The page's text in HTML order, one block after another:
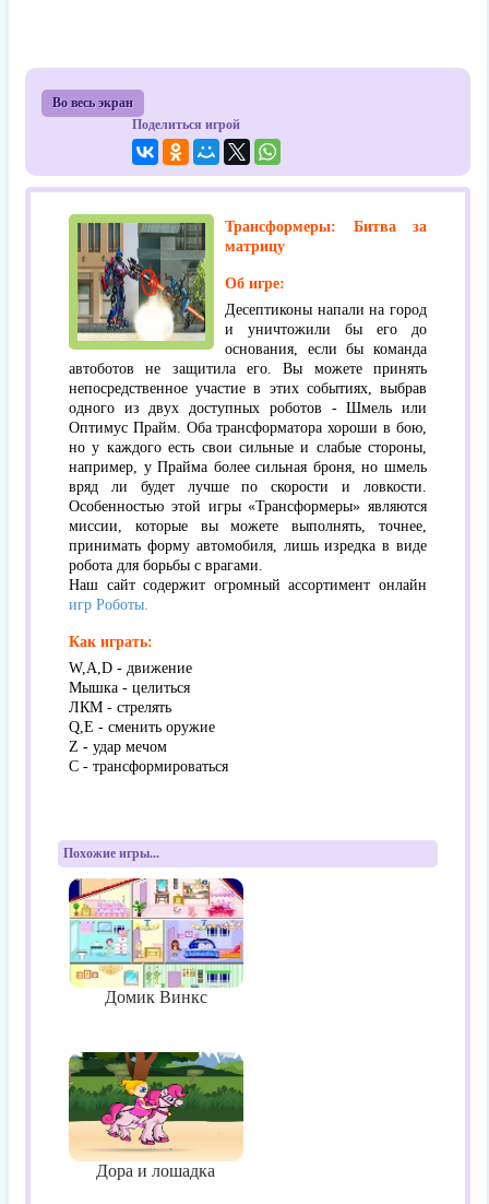
Во весь экран
Поделиться игрой
Трансформеры: Битва за
матрицу
Об игре:
Десептиконы напали на город
и уничтожили бы его до
основания, если бы команда
автоботов не защитила его. Вы можете принять
непосредственное участие в этих событиях, выбрав
одного из двух доступных роботов - Шмель или
Оптимус Прайм. Оба трансформатора хороши в бою,
но у каждого есть свои сильные и слабые стороны,
например, у Прайма более сильная броня, но шмель
вряд ли будет лучше по скорости и ловкости.
Особенностью этой игры «Трансформеры» являются
миссии, которые вы можете выполнять, точнее,
принимать форму автомобиля, лишь изредка в виде
робота для борьбы с врагами.
Наш сайт содержит огромный ассортимент онлайн
игр Роботы.
Как играть:
W,A,D - движение
Мышка - целиться
ЛКМ - стрелять
Q,E - сменить оружие
Z - удар мечом
C - трансформироваться
Похожие игры...
Домик Винкс
Дора и лошадка